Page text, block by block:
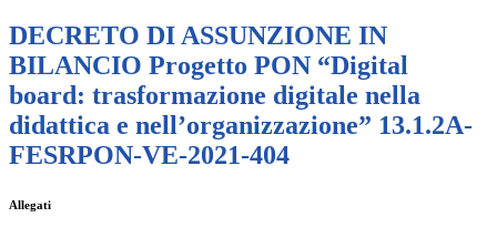
DECRETO DI ASSUNZIONE IN
BILANCIO Progetto PON “Digital
board: trasformazione digitale nella
didattica e nell’organizzazione” 13.1.2A-
FESRPON-VE-2021-404
Allegati